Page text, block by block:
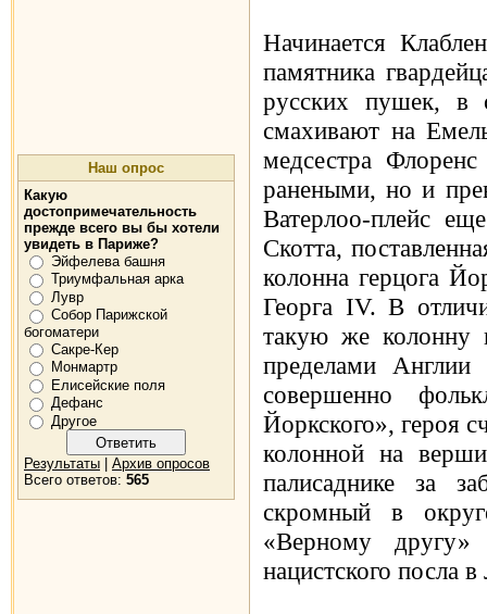
Наш опрос
Какую
достопримечательность
прежде всего вы бы хотели
увидеть в Париже?
Эйфелева башня
Триумфальная арка
Лувр
Собор Парижской
богоматери
Сакре-Кер
Монмартр
Елисейские поля
Дефанс
Другое
Результаты
Архив опросов
Всего ответов: 565
Начинается
памятника
русских пушек, в
смахивают на
медсестра
ранеными, но и
Ватерлоо-плейс
Скотта,
колонна герцога
Георга IV. В
такую же колонну
пределами Англии
совершенно
Йоркского», героя
колонной на
палисаднике за
скромный в
«Верному другу»
нацистского посла